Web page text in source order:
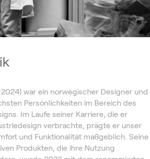
war ein norwegischer Designer und
Persönlichkeiten im Bereich des
Im Laufe seiner Karriere, die er
verbrachte, prägte er unser
und Funktionalität maßgeblich. Seine
Produkten, die ihre Nutzung